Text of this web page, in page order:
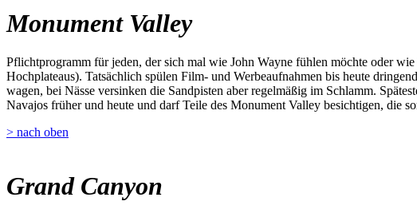
Monument Valley
Pflichtprogramm für jeden, der sich mal wie John Wayne fühlen möchte oder
Hochplateaus). Tatsächlich spülen Film- und Werbeaufnahmen bis heute
wagen, bei Nässe versinken die Sandpisten aber regelmäßig im Schlamm.
Navajos früher und heute und darf Teile des Monument Valley besichtigen, die
> nach oben
Grand Canyon